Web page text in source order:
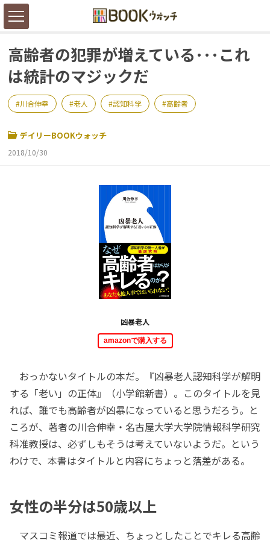
高齢者の犯罪が増えている･･･これ
は統計のマジックだ
川合伸幸 老人 認知科学 高齢者
デイリーBOOKウォッチ
2018/10/30
凶暴老人
amazonで購入する
おっかないタイトルの本だ。『凶暴老人――認知科学が解明
する「老い」の正体』（小学館新書）。このタイトルを見
れば、誰でも高齢者が凶暴になっていると思うだろう。と
ころが、著者の川合伸幸・名古屋大学大学院情報科学研究
科准教授は、必ずしもそうは考えていないようだ。という
わけで、本書はタイトルと内容にちょっと落差がある。
女性の半分は50歳以上
マスコミ報道では最近、ちょっとしたことでキレる高齢